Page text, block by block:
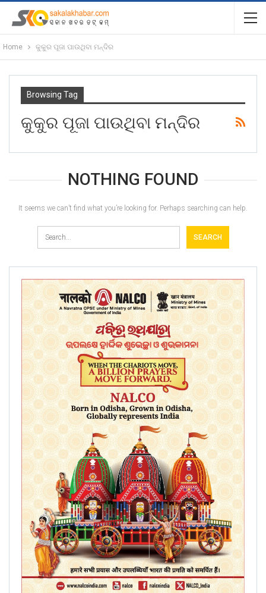
Home କୁକୁର ପୂଜା ପାଉଥିବା ମନ୍ଦିର
Browsing Tag
କୁକୁର ପୂଜା ପାଉଥିବା ମନ୍ଦିର
NOTHING FOUND
It seems we can’t find what you’re looking for. Perhaps searching can help.